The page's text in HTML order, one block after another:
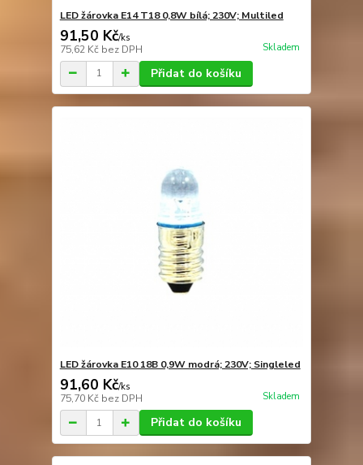
LED žárovka E14 T18 0,8W bílá; 230V; Multiled
91,50 Kč/ks
75,62 Kč bez DPH Skladem
Přidat do košíku
LED žárovka E10 18B 0,9W modrá; 230V; Singleled
91,60 Kč/ks
75,70 Kč bez DPH Skladem
Přidat do košíku